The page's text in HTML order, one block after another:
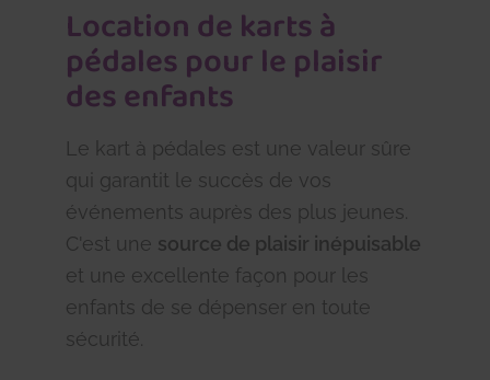
Location de karts à
pédales pour le plaisir
des enfants
Le kart à pédales est une valeur sûre
qui garantit le succès de vos
événements auprès des plus jeunes.
C'est une source de plaisir inépuisable
et une excellente façon pour les
enfants de se dépenser en toute
sécurité.